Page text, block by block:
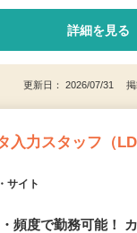
詳細を見る
更新日： 2026/07/31 掲
入力スタッフ（
サイト
頻度で勤務可能！